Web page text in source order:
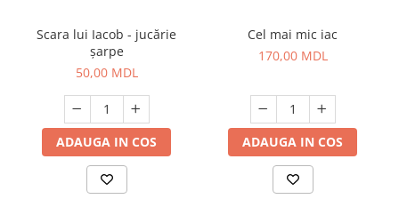
Scara lui Iacob - jucărie
șarpe
50,00 MDL
ADAUGA IN COS
Cel mai mic iac
170,00 MDL
ADAUGA IN COS